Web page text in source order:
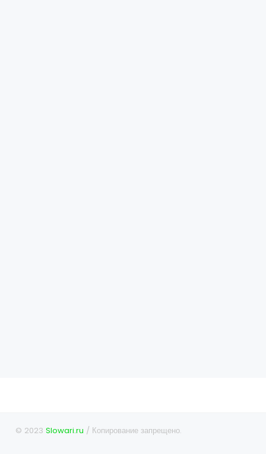
© 2023 Slowari.ru / Копирование запрещено.